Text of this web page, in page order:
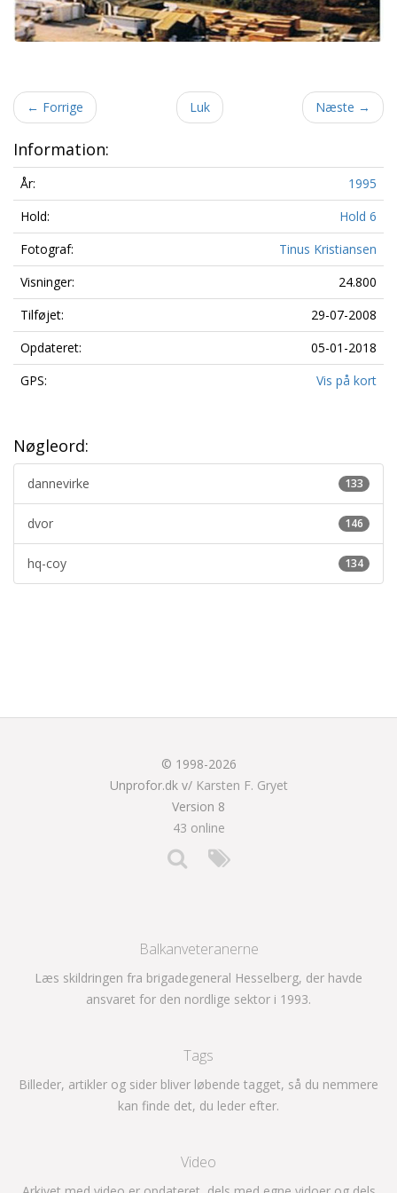
← Forrige Luk Næste →
Information:
År:
1995
Hold:
Hold 6
Fotograf:
Tinus Kristiansen
Visninger:
24.800
Tilføjet:
29-07-2008
Opdateret:
05-01-2018
GPS:
Vis på kort
Nøgleord:
133
dannevirke
146
dvor
134
hq-coy
© 1998-2026
Unprofor.dk v/ Karsten F. Gryet
Version 8
43 online
Balkanveteranerne
Læs skildringen fra brigadegeneral Hesselberg, der havde
ansvaret for den nordlige sektor i 1993.
Tags
Billeder, artikler og sider bliver løbende tagget, så du nemmere
kan finde det, du leder efter.
Video